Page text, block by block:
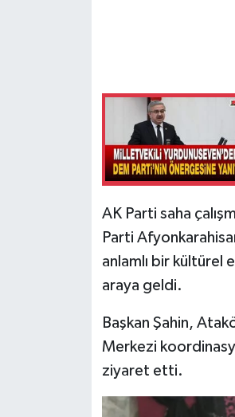
AK Parti saha
Parti
anlamlı bir kültürel
araya geldi.
Başkan Şahin,
Merkezi
ziyaret etti.